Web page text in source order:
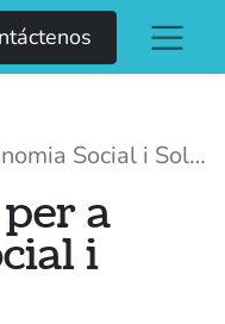
Social i Solidària
a
i